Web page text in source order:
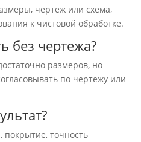
чертеж или схема,
к чистовой обработке.
без чертежа?
размеров, но
по чертежу или
точность